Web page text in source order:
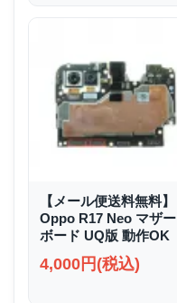
【メール便送料無料】
Oppo R17 Neo マザー
ボード UQ版 動作OK
4,000円(税込)